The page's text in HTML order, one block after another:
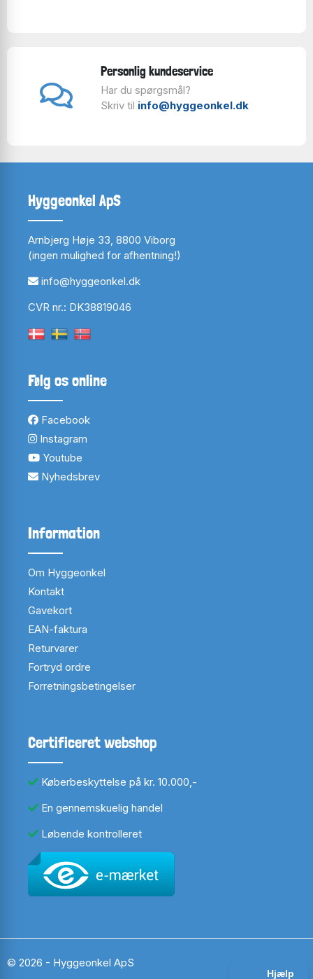
Personlig kundeservice
Har du spørgsmål?
Skriv til info@hyggeonkel.dk
Hyggeonkel ApS
Arnbjerg Høje 33, 8800 Viborg
(ingen mulighed for afhentning!)
info@hyggeonkel.dk
CVR nr.: DK38819046
Følg os online
Facebook
Instagram
Youtube
Nyhedsbrev
Information
Om Hyggeonkel
Kontakt
Gavekort
EAN-faktura
Returvarer
Fortryd ordre
Forretningsbetingelser
Certificeret webshop
Køberbeskyttelse på kr. 10.000,-
En gennemskuelig handel
Løbende kontrolleret
© 2026 - Hyggeonkel ApS